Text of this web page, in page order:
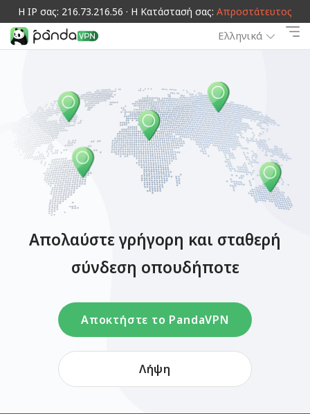
Η IP σας: 216.73.216.56 · Η Κατάστασή σας: Απροστάτευτος
Ελληνικά
Απολαύστε γρήγορη και σταθερή
σύνδεση οπουδήποτε
Αποκτήστε το PandaVPN
Λήψη